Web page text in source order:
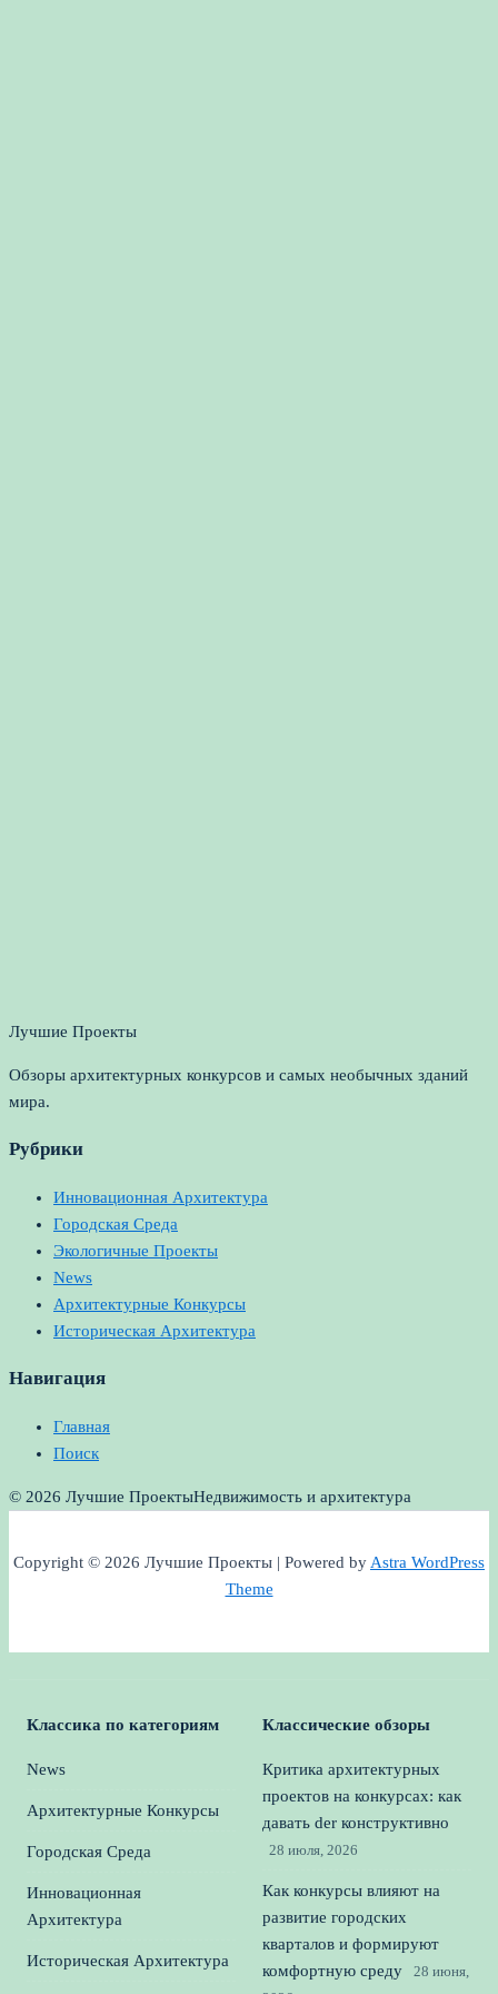
Лучшие Проекты
Обзоры архитектурных конкурсов и самых необычных зданий
мира.
Рубрики
Инновационная Архитектура
Городская Среда
Экологичные Проекты
News
Архитектурные Конкурсы
Историческая Архитектура
Навигация
Главная
Поиск
© 2026 Лучшие ПроектыНедвижимость и архитектура
Copyright © 2026 Лучшие Проекты | Powered byAstra WordPress
Theme
Классика по категориям
News
Архитектурные Конкурсы
Городская Среда
Инновационная
Архитектура
Историческая Архитектура
Классические обзоры
Критика архитектурных
проектов на конкурсах: как
давать der конструктивно
28 июля, 2026
Как конкурсы влияют на
развитие городских
кварталов и формируют
комфортную среду
28 июня,